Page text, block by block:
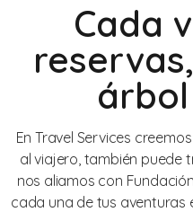
Cada
En Travel Services
al viajero, también puede
nos aliamos con
cada una de tus aventuras